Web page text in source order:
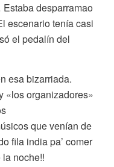
desparramao
escenario tenía casi
el pedalín del
esa bizarriada.
«los organizadores»
que venían de
fila india pa’ comer
noche!!